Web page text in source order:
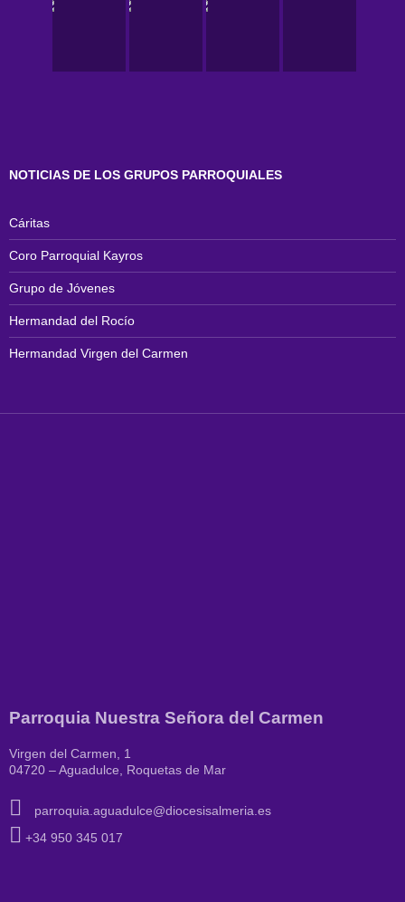
NOTICIAS DE LOS GRUPOS PARROQUIALES
Cáritas
Coro Parroquial Kayros
Grupo de Jóvenes
Hermandad del Rocío
Hermandad Virgen del Carmen
Parroquia Nuestra Señora del Carmen
Virgen del Carmen, 1
04720 – Aguadulce, Roquetas de Mar
parroquia.aguadulce@diocesisalmeria.es
+34 950 345 017